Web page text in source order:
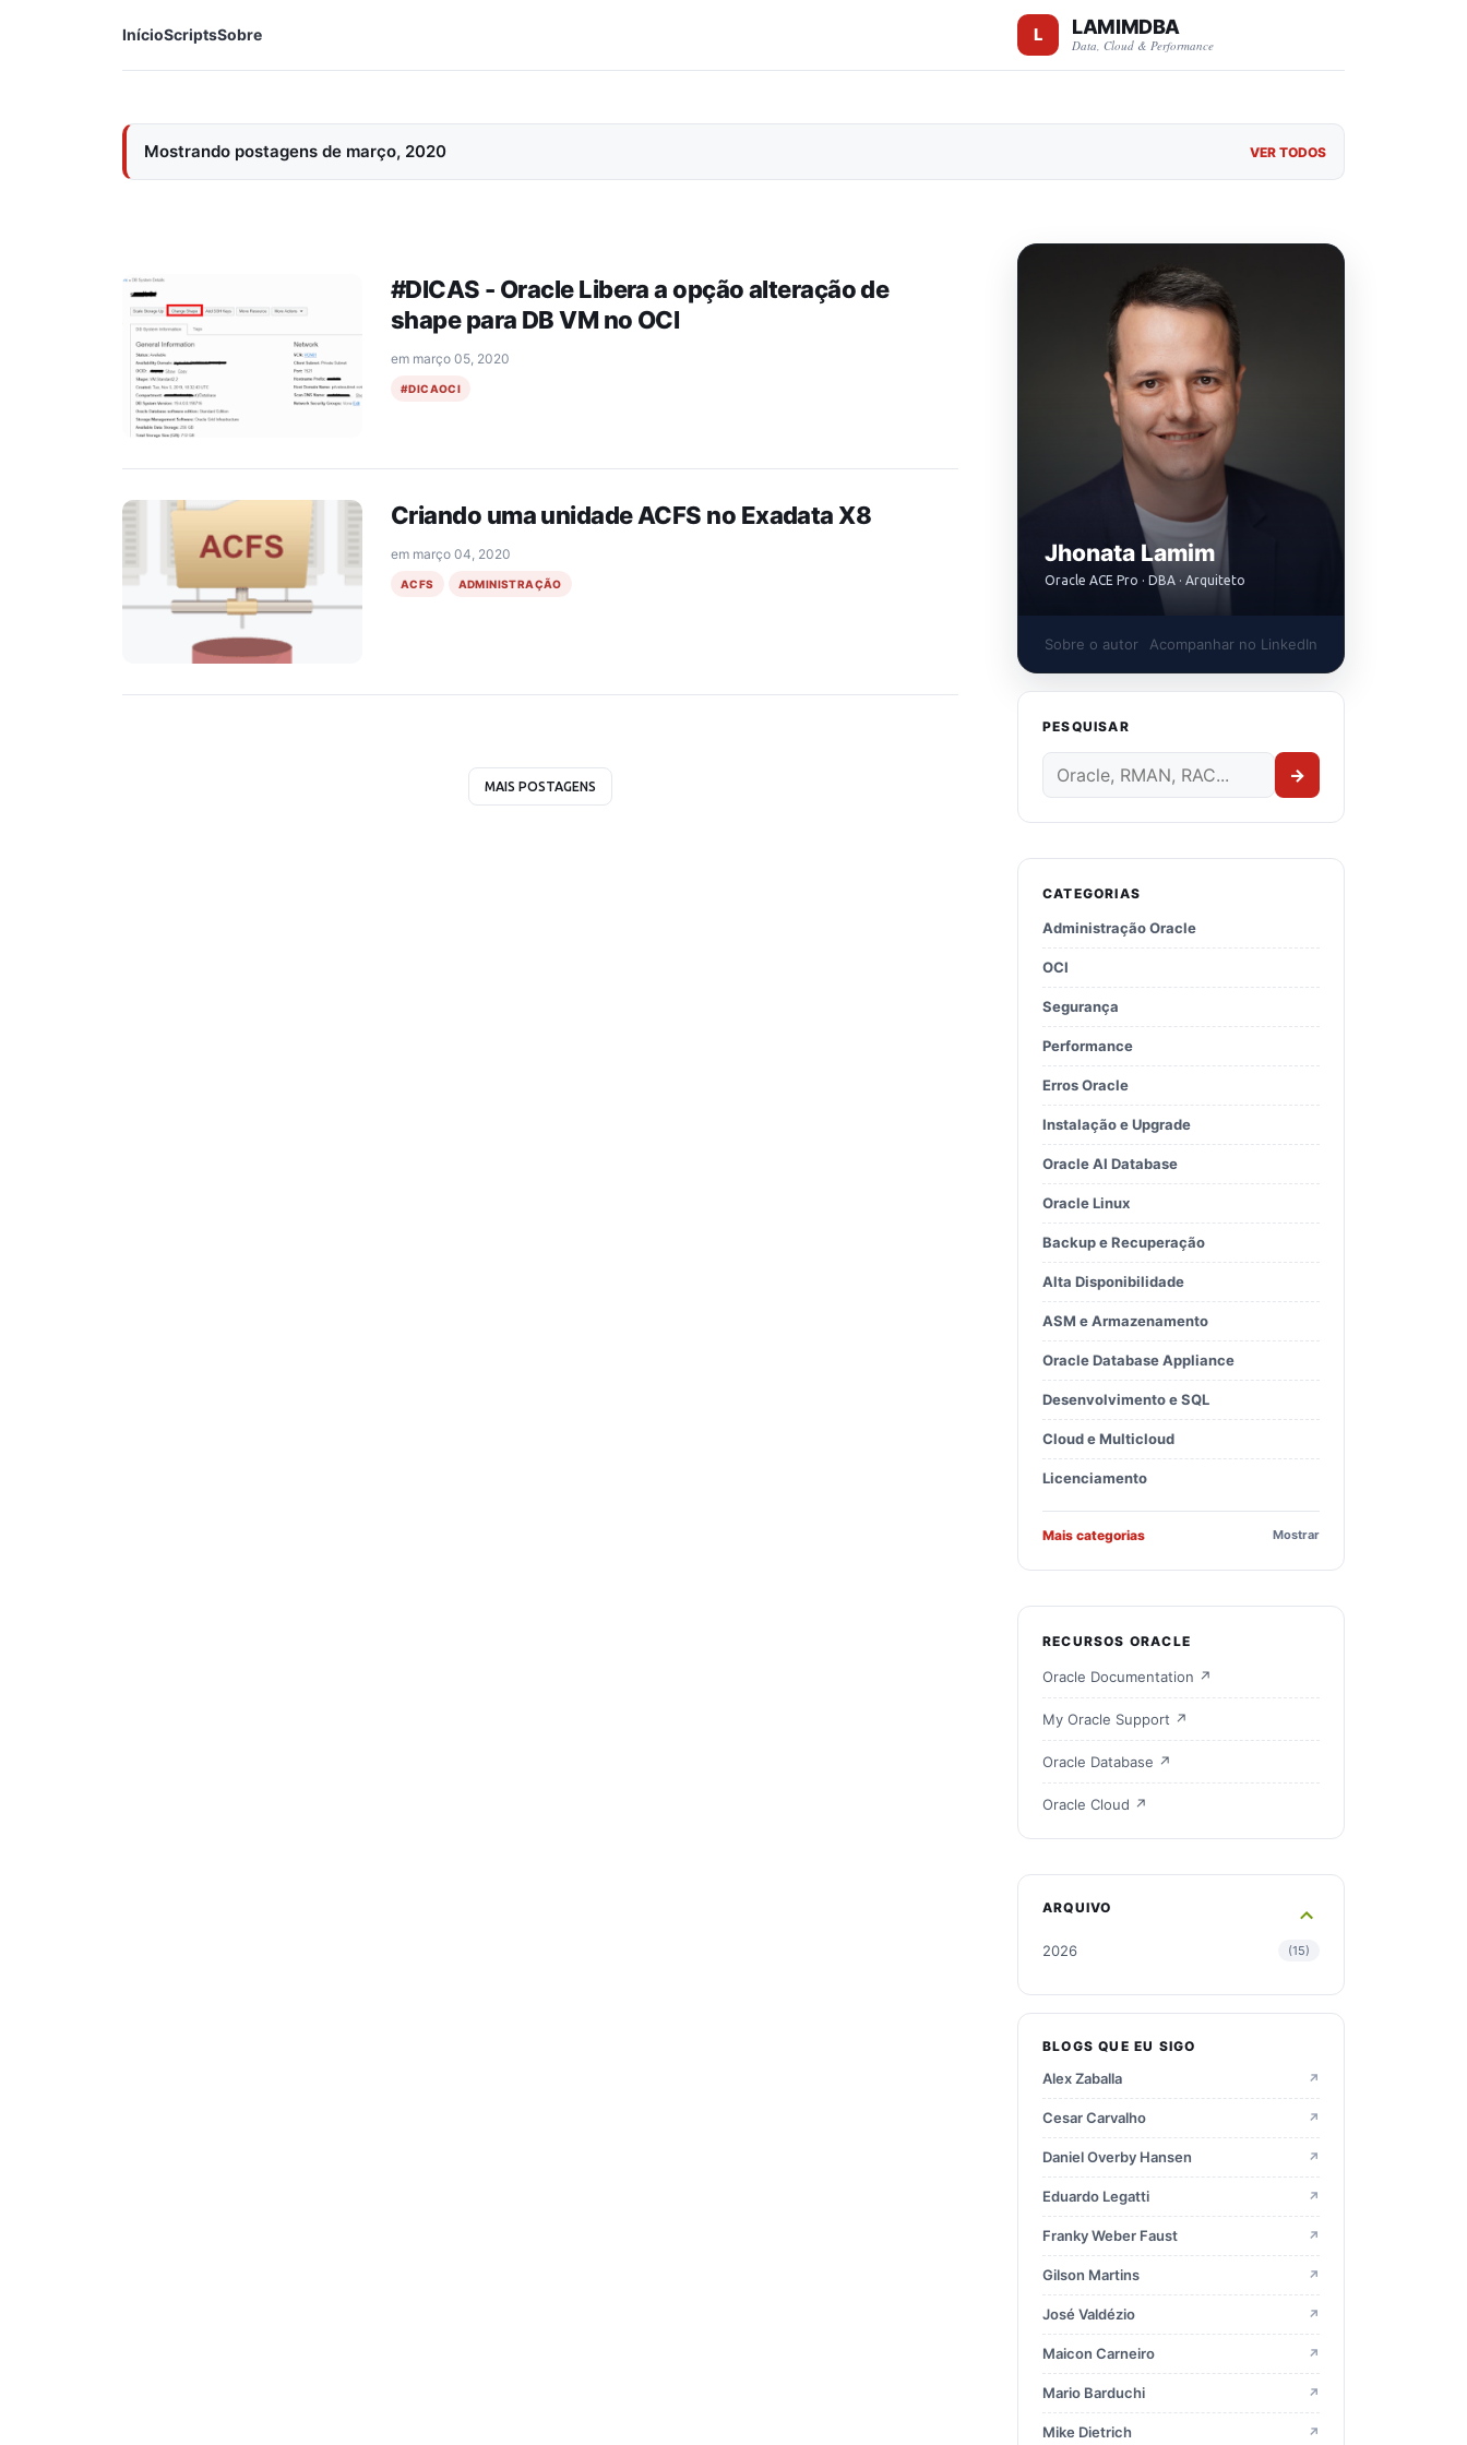
LAMIMDBA
Data, Cloud & Performance
InícioScriptsSobre
Mostrando postagens de março, 2020 VER TODOS
#DICAS - Oracle Libera a opção alteração de
shape para DB VM no OCI
em março 05, 2020
#DICAOCI
Criando uma unidade ACFS no Exadata X8
em março 04, 2020
ACFS ADMINISTRAÇÃO
MAIS POSTAGENS
Jhonata Lamim
Oracle ACE Pro · DBA · Arquiteto
Sobre o autor Acompanhar no LinkedIn
PESQUISAR
→
CATEGORIAS
Administração Oracle
OCI
Segurança
Performance
Erros Oracle
Instalação e Upgrade
Oracle AI Database
Oracle Linux
Backup e Recuperação
Alta Disponibilidade
ASM e Armazenamento
Oracle Database Appliance
Desenvolvimento e SQL
Cloud e Multicloud
Licenciamento
Mais categorias Mostrar
RECURSOS ORACLE
Oracle Documentation ↗
My Oracle Support ↗
Oracle Database ↗
Oracle Cloud ↗
ARQUIVO
2026 15
2024
2023
2022 21
2021
2020
2019
2018
BLOGS QUE EU SIGO
Alex Zaballa ↗
Cesar Carvalho ↗
Daniel Overby Hansen ↗
Eduardo Legatti ↗
Franky Weber Faust ↗
Gilson Martins ↗
José Valdézio ↗
Maicon Carneiro ↗
Mario Barduchi ↗
Mike Dietrich ↗